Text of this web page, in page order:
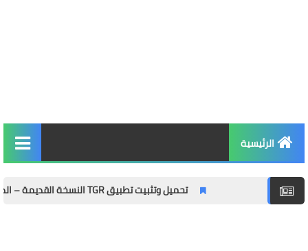
الرئيسية
تحميل وتثبيت تطبيق TGR النسخة القديمة – الدليل الشامل مع المميزات وطريقة التثبيت خطوة بخطوة